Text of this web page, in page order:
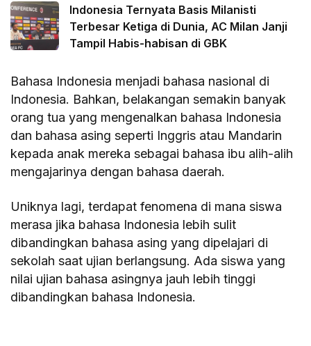
Indonesia Ternyata Basis Milanisti
Terbesar Ketiga di Dunia, AC Milan Janji
Tampil Habis-habisan di GBK
Bahasa Indonesia menjadi bahasa nasional di
Indonesia. Bahkan, belakangan semakin banyak
orang tua yang mengenalkan bahasa Indonesia
dan bahasa asing seperti Inggris atau Mandarin
kepada anak mereka sebagai bahasa ibu alih-alih
mengajarinya dengan bahasa daerah.
Uniknya lagi, terdapat fenomena di mana siswa
merasa jika bahasa Indonesia lebih sulit
dibandingkan bahasa asing yang dipelajari di
sekolah saat ujian berlangsung. Ada siswa yang
nilai ujian bahasa asingnya jauh lebih tinggi
dibandingkan bahasa Indonesia.